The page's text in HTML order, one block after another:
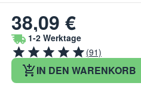
38,09 €
1-2 Werktage
(91)
IN DEN WARENKORB